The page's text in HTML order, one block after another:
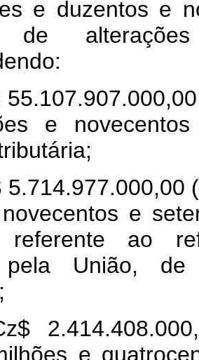
e duzentos e
de
e
5.714.977.000,00
e
referente ao
pela União,
e